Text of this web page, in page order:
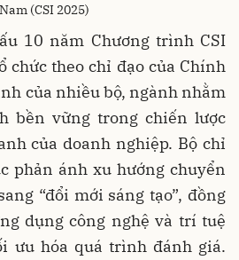
(CSI 2025)
10 năm Chương trình CSI
chức theo chỉ đạo của Chính
của nhiều bộ, ngành nhằm
bền vững trong chiến lược
của doanh nghiệp. Bộ chỉ
phản ánh xu hướng chuyển
“đổi mới sáng tạo”, đồng
dụng công nghệ và trí tuệ
ưu hóa quá trình đánh giá.